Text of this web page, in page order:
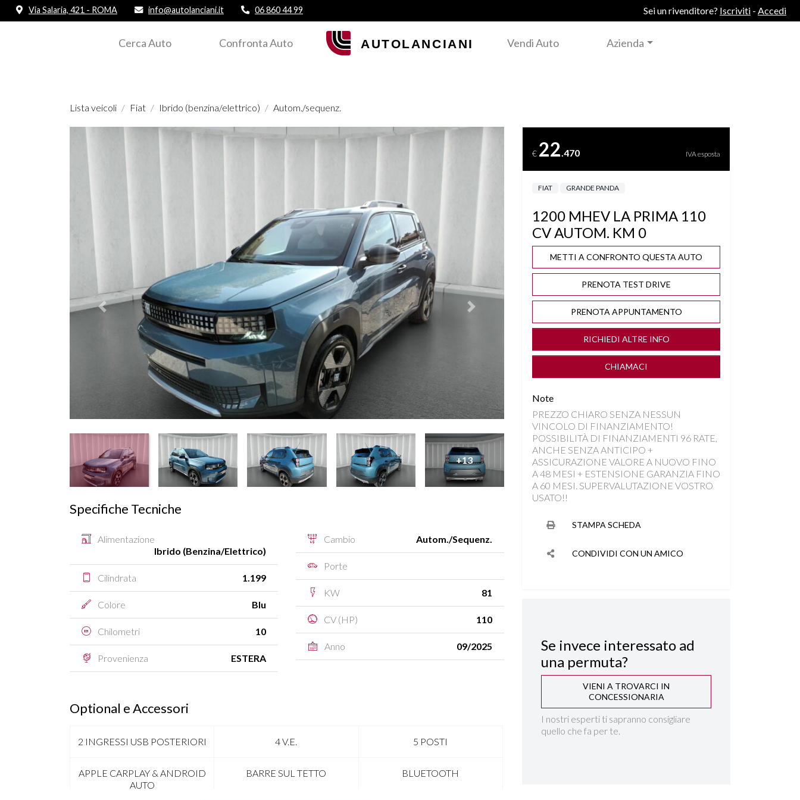
Via Salaria, 421 - ROMA info@autolanciani.it 06 860 44 99 Sei un rivenditore? Iscriviti - Accedi
Cerca Auto Confronta Auto Vendi Auto Azienda
Lista veicoli Fiat Ibrido (benzina/elettrico) Autom./sequenz.
Prededente Successivo
+13
Specifiche Tecniche
Alimentazione
Ibrido (Benzina/Elettrico)
Cilindrata 1.199
Colore Blu
Chilometri 10
Provenienza ESTERA
Cambio Autom./Sequenz.
Porte
KW 81
CV (HP) 110
Anno 09/2025
Optional e Accessori
2 INGRESSI USB POSTERIORI 4 V.E. 5 POSTI
APPLE CARPLAY & ANDROID
AUTO
BARRE SUL TETTO BLUETOOTH
€ 22.470 IVA esposta
FIAT GRANDE PANDA
1200 MHEV LA PRIMA 110
CV AUTOM. KM 0
METTI A CONFRONTO QUESTA AUTO
PRENOTA TEST DRIVE
PRENOTA APPUNTAMENTO
RICHIEDI ALTRE INFO
CHIAMACI
Note
PREZZO CHIARO SENZA NESSUN
VINCOLO DI FINANZIAMENTO!
POSSIBILITÀ DI FINANZIAMENTI 96 RATE,
ANCHE SENZA ANTICIPO +
ASSICURAZIONE VALORE A NUOVO FINO
A 48 MESI + ESTENSIONE GARANZIA FINO
A 60 MESI. SUPERVALUTAZIONE VOSTRO
USATO!!
STAMPA SCHEDA
CONDIVIDI CON UN AMICO
Se invece interessato ad
una permuta?
VIENI A TROVARCI IN
CONCESSIONARIA
I nostri esperti ti sapranno consigliare
quello che fa per te.